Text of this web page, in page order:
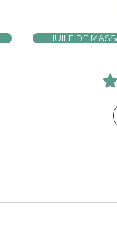
FLEURS 125G